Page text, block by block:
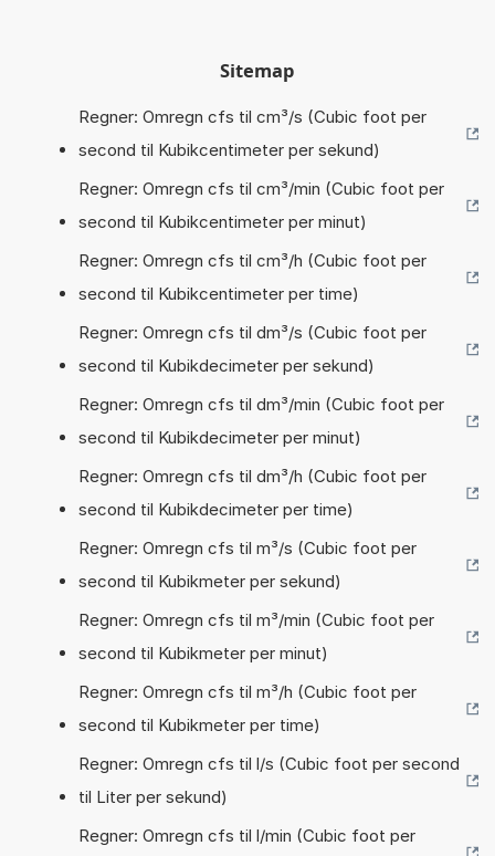
Sitemap
Regner: Omregn cfs til cm³/s (Cubic foot per
second til Kubikcentimeter per sekund)
Regner: Omregn cfs til cm³/min (Cubic foot per
second til Kubikcentimeter per minut)
Regner: Omregn cfs til cm³/h (Cubic foot per
second til Kubikcentimeter per time)
Regner: Omregn cfs til dm³/s (Cubic foot per
second til Kubikdecimeter per sekund)
Regner: Omregn cfs til dm³/min (Cubic foot per
second til Kubikdecimeter per minut)
Regner: Omregn cfs til dm³/h (Cubic foot per
second til Kubikdecimeter per time)
Regner: Omregn cfs til m³/s (Cubic foot per
second til Kubikmeter per sekund)
Regner: Omregn cfs til m³/min (Cubic foot per
second til Kubikmeter per minut)
Regner: Omregn cfs til m³/h (Cubic foot per
second til Kubikmeter per time)
Regner: Omregn cfs til l/s (Cubic foot per second
til Liter per sekund)
Regner: Omregn cfs til l/min (Cubic foot per